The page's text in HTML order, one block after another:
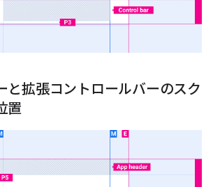
と拡張コントロールバーのスク
置